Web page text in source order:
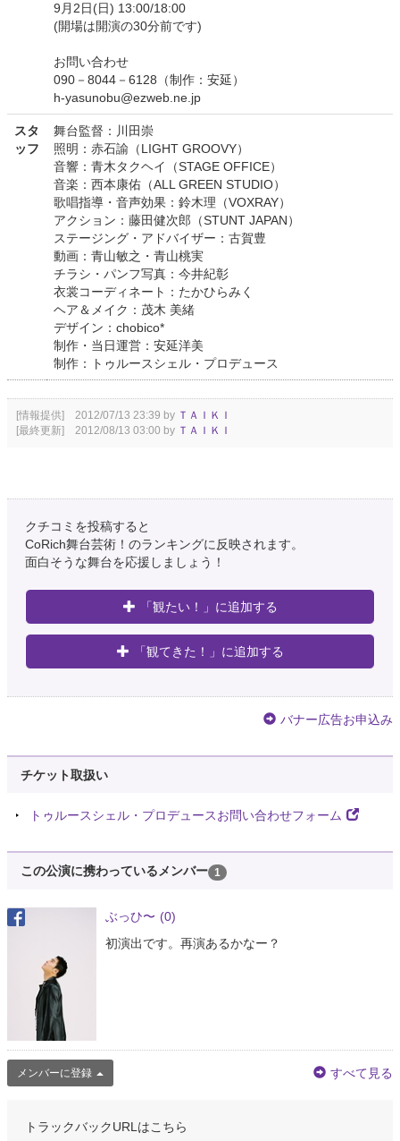
9月2日(日) 13:00/18:00
(開場は開演の30分前です)
お問い合わせ
090－8044－6128（制作：安延）
h-yasunobu@ezweb.ne.jp
スタ
ッフ
舞台監督：川田崇
照明：赤石諭（LIGHT GROOVY）
音響：青木タクヘイ（STAGE OFFICE）
音楽：西本康佑（ALL GREEN STUDIO）
歌唱指導・音声効果：鈴木理（VOXRAY）
アクション：藤田健次郎（STUNT JAPAN）
ステージング・アドバイザー：古賀豊
動画：青山敏之・青山桃実
チラシ・パンフ写真：今井紀彰
衣裳コーディネート：たかひらみく
ヘア＆メイク：茂木 美緒
デザイン：chobico*
制作・当日運営：安延洋美
制作：トゥルースシェル・プロデュース
[情報提供] 2012/07/13 23:39 by ＴＡＩＫＩ
[最終更新] 2012/08/13 03:00 by ＴＡＩＫＩ
クチコミを投稿すると
CoRich舞台芸術！のランキングに反映されます。
面白そうな舞台を応援しましょう！
「観たい！」に追加する
「観てきた！」に追加する
バナー広告お申込み
チケット取扱い
トゥルースシェル・プロデュースお問い合わせフォーム
この公演に携わっているメンバー 1
ぶっひ〜 (0)
初演出です。再演あるかなー？
メンバーに登録 すべて見る
トラックバックURLはこちら